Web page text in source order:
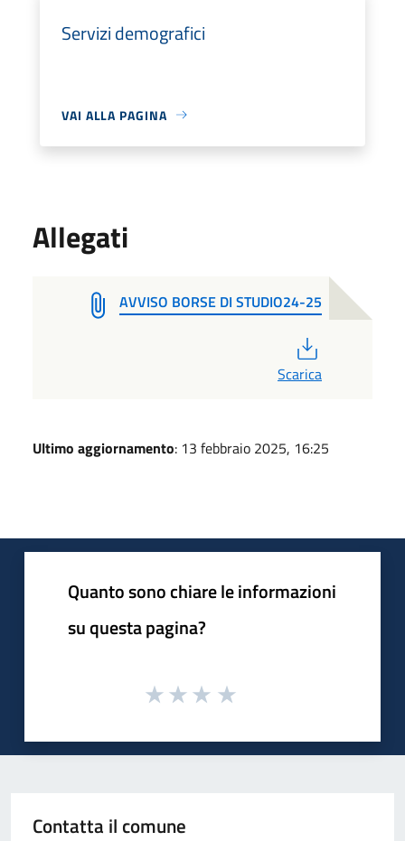
Servizi demografici
VAI ALLA PAGINA
Allegati
AVVISO BORSE DI STUDIO24-25
Scarica
Ultimo aggiornamento: 13 febbraio 2025, 16:25
Quanto sono chiare le informazioni
su questa pagina?
Contatta il comune